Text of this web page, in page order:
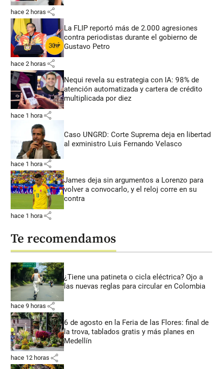
hace 2 horas share
La FLIP reportó más de 2.000 agresiones
contra periodistas durante el gobierno de
Gustavo Petro
hace 2 horas share
Nequi revela su estrategia con IA: 98% de
atención automatizada y cartera de crédito
multiplicada por diez
hace 1 hora share
Caso UNGRD: Corte Suprema deja en libertad
al exministro Luis Fernando Velasco
hace 1 hora share
James deja sin argumentos a Lorenzo para
volver a convocarlo, y el reloj corre en su
contra
hace 1 hora share
Te recomendamos
¿Tiene una patineta o cicla eléctrica? Ojo a
las nuevas reglas para circular en Colombia
hace 9 horas share
6 de agosto en la Feria de las Flores: final de
la trova, tablados gratis y más planes en
Medellín
hace 12 horas share